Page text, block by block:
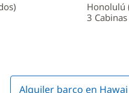
Honolulú
3
Alquiler barco en Hawai